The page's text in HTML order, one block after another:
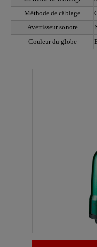
Méthode de câblage
Avertisseur sonore
Couleur du globe